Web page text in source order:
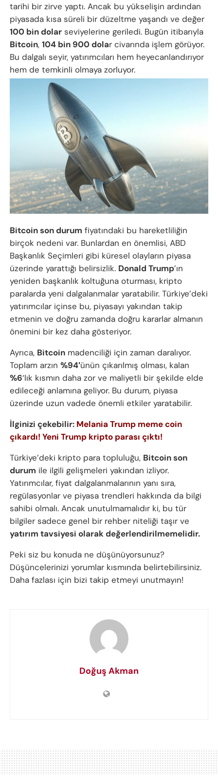
tarihi bir zirve yaptı. Ancak bu yükselişin ardından
piyasada kısa süreli bir düzeltme yaşandı ve değer
100 bin dolar seviyelerine geriledi. Bugün itibarıyla
Bitcoin, 104 bin 900 dolar civarında işlem görüyor.
Bu dalgalı seyir, yatırımcıları hem heyecanlandırıyor
hem de temkinli olmaya zorluyor.
Bitcoin son durum fiyatındaki bu hareketliliğin
birçok nedeni var. Bunlardan en önemlisi, ABD
Başkanlık Seçimleri gibi küresel olayların piyasa
üzerinde yarattığı belirsizlik. Donald Trump’ın
yeniden başkanlık koltuğuna oturması, kripto
paralarda yeni dalgalanmalar yaratabilir. Türkiye’deki
yatırımcılar içinse bu, piyasayı yakından takip
etmenin ve doğru zamanda doğru kararlar almanın
önemini bir kez daha gösteriyor.
Ayrıca, Bitcoin madenciliği için zaman daralıyor.
Toplam arzın %94′ünün çıkarılmış olması, kalan
%6‘lık kısmın daha zor ve maliyetli bir şekilde elde
edileceği anlamına geliyor. Bu durum, piyasa
üzerinde uzun vadede önemli etkiler yaratabilir.
İlginizi çekebilir: Melania Trump meme coin
çıkardı! Yeni Trump kripto parası çıktı!
Türkiye’deki kripto para topluluğu, Bitcoin son
durum ile ilgili gelişmeleri yakından izliyor.
Yatırımcılar, fiyat dalgalanmalarının yanı sıra,
regülasyonlar ve piyasa trendleri hakkında da bilgi
sahibi olmalı. Ancak unutulmamalıdır ki, bu tür
bilgiler sadece genel bir rehber niteliği taşır ve
yatırım tavsiyesi olarak değerlendirilmemelidir.
Peki siz bu konuda ne düşünüyorsunuz?
Düşüncelerinizi yorumlar kısmında belirtebilirsiniz.
Daha fazlası için bizi takip etmeyi unutmayın!
Doğuş Akman